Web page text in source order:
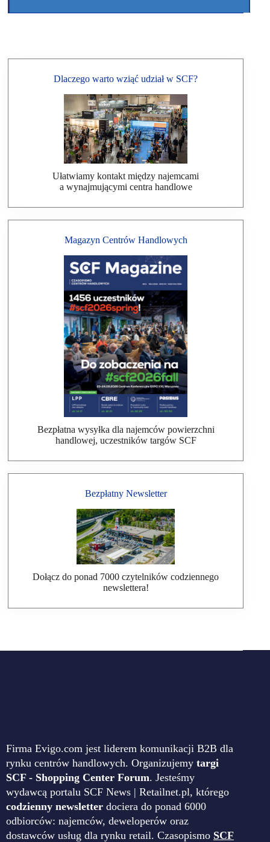
Dlaczego warto wziąć udział w SCF?
Ułatwiamy kontakt między najemcami
a wynajmującymi centra handlowe
Magazyn Centrów Handlowych
Bezpłatna wysyłka dla najemców powierzchni
handlowej, uczestników targów SCF
Bezpłatny Newsletter
Dołącz do ponad 7000 czytelników codziennego
newslettera!
Firma Evigo.com jest liderem komunikacji B2B dla
rynku centrów handlowych. Organizujemy targi
SCF - Shopping Center Forum. Jesteśmy
wydawcą portalu SCF News | Retailnet.pl, którego
codzienny newsletter dociera do ponad 6000
odbiorców: najemców, deweloperów oraz
dostawców usług dla rynku retail. Czasopismo SCF